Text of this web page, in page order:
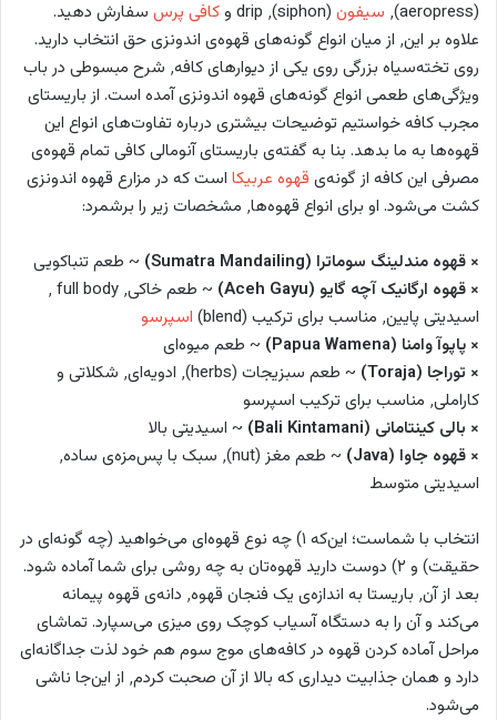
(aeropress)٬ سیفون (siphon)٬ drip و کافی پرس سفارش دهید.
علاوه بر این٬ از میان انواع گونه‌های قهوه‌ی اندونزی حق انتخاب دارید.
روی تخته‌سیاه بزرگی روی یکی از دیوارهای کافه٬ شرح مبسوطی در باب
ویژگی‌های طعمی انواع گونه‌های قهوه اندونزی آمده است. از باریستای
مجرب کافه خواستیم توضیحات بیشتری درباره تفاوت‌های انواع این
قهوه‌ها به ما بدهد. بنا به گفته‌ی باریستای آنومالی کافی تمام قهوه‌ی
مصرفی این کافه از گونه‌ی قهوه عربیکا است که در مزارع قهوه اندونزی
کشت می‌شود. او برای انواع قهوه‌ها٬ مشخصات زیر را برشمرد:
× قهوه مندلینگ سوماترا (Sumatra Mandailing)
~ طعم تنباکویی
× قهوه ارگانیک آچه گایو (Aceh Gayu)
~ طعم خاکی٬ full body ٬
اسیدیتی پایین٬ مناسب برای ترکیب (blend)
اسپرسو
× پاپوآ وامنا (Papua Wamena)
~ طعم میوه‌ای
× توراجا (Toraja)
~ طعم سبزیجات (herbs)٬ ادویه‌ای٬ شکلاتی و
کاراملی٬ مناسب برای ترکیب اسپرسو
× بالی کینتامانی (Bali Kintamani)
~ اسیدیتی بالا
× قهوه جاوا (Java)
~ طعم مغز (nut)٬ سبک با پس‌مزه‌ی ساده٬
اسیدیتی متوسط
انتخاب با شماست؛ این‌که ۱) چه نوع قهوه‌ای می‌خواهید (چه گونه‌ای در
حقیقت) و ۲) دوست دارید قهوه‌تان به چه روشی برای شما آماده شود.
بعد از آن٬ باریستا به اندازه‌ی یک فنجان قهوه٬ دانه‌ی قهوه پیمانه
می‌کند و آن را به دستگاه آسیاب کوچک روی میزی می‌سپارد. تماشای
مراحل آماده کردن قهوه در کافه‌های موج سوم هم خود لذت جداگانه‌ای
دارد و همان جذابیت دیداری که بالا از آن صحبت کردم٬ از این‌جا ناشی
می‌شود.